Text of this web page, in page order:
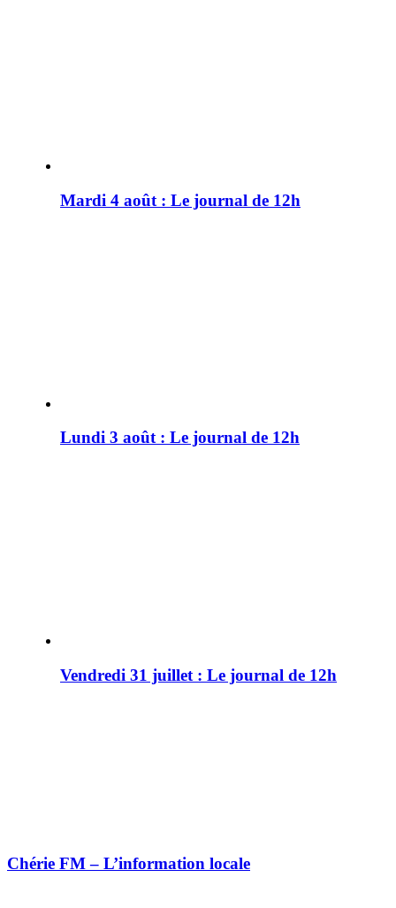
Mardi 4 août : Le journal de 12h
Lundi 3 août : Le journal de 12h
Vendredi 31 juillet : Le journal de 12h
Chérie FM – L’information locale